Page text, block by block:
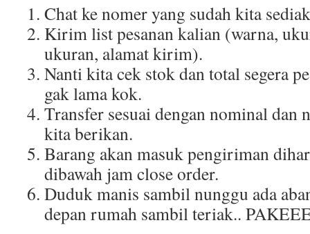
Chat ke nomer yang sudah kita
Kirim list pesanan kalian (warna,
ukuran, alamat kirim).
Nanti kita cek stok dan total segera
gak lama kok.
Transfer sesuai dengan nominal dan
kita berikan.
Barang akan masuk pengiriman
dibawah jam close order.
Duduk manis sambil nunggu ada
depan rumah sambil teriak..